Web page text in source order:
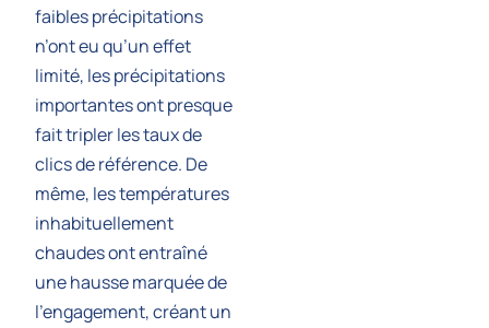
faibles précipitations
n’ont eu qu’un effet
limité, les précipitations
importantes ont presque
fait tripler les taux de
clics de référence. De
même, les températures
inhabituellement
chaudes ont entraîné
une hausse marquée de
l’engagement, créant un